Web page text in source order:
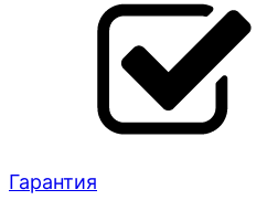
Гарантия